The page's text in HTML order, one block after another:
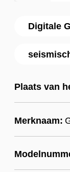
Digitale
Plaats van
Merknaam: